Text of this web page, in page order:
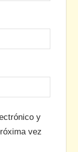
y
vez